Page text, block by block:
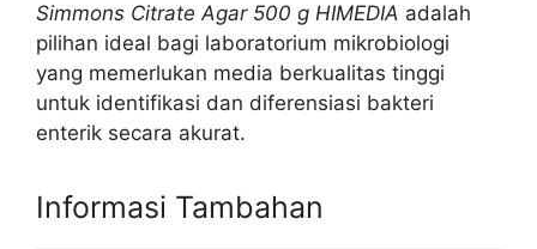
Simmons Citrate Agar 500 g HIMEDIA adalah
pilihan ideal bagi laboratorium mikrobiologi
yang memerlukan media berkualitas tinggi
untuk identifikasi dan diferensiasi bakteri
enterik secara akurat.
Informasi Tambahan